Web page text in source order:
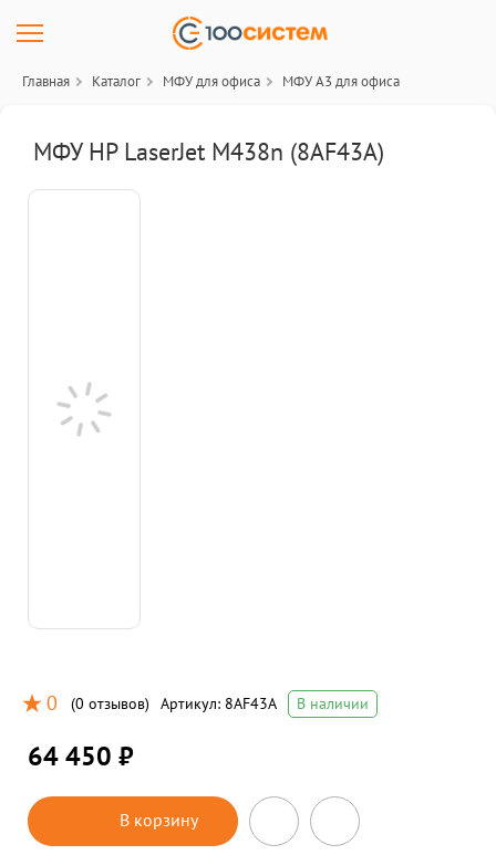
Главная Каталог МФУ для офиса МФУ A3 для офиса
МФУ HP LaserJet M438n (8AF43A)
0 (0 отзывов) Артикул: 8AF43A В наличии
64 450 ₽
В корзину